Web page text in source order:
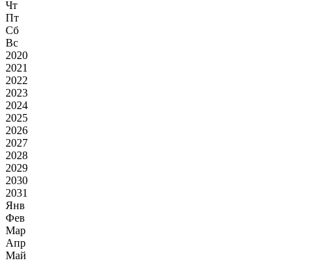
Чт
Пт
Сб
Вс
2020
2021
2022
2023
2024
2025
2026
2027
2028
2029
2030
2031
Янв
Фев
Мар
Апр
Май